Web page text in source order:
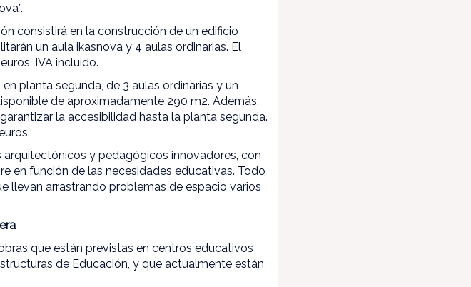
consistirá en la construcción de un edificio
un aula ikasnova y 4 aulas ordinarias. El
IVA incluido.
planta segunda, de 3 aulas ordinarias y un
de aproximadamente 290 m2. Además,
la accesibilidad hasta la planta segunda.
y pedagógicos innovadores, con
en función de las necesidades educativas. Todo
llevan arrastrando problemas de espacio varios
que están previstas en centros educativos
de Educación, y que actualmente están